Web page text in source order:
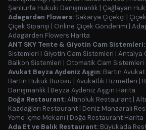
Şanlıurfa Hukuki Danışmanlık | Çağlayan
Adagarden Flowers: Sakarya Çiçekçi |
Çiçek Siparişi | Online Çiçek Gönderimi |
Adagarden Flowers Harita
ANT SKY Tente & Giyotin Cam Sistemleri:
Sistemleri | Giyotin Cam Sistemleri | Antalya
Balkon Sistemleri | Otomatik Cam Sistemleri
Avukat Beyza Aydeniz Aşgın: Bartın Avukat
Bartın Hukuk Bürosu | Avukatlık Hizmetleri |
Danışmanlık | Beyza Aydeniz Aşgın Harita
Doğa Restaurant:Altınoluk Restaurant |
Kazdağları Restaurant | Deniz Manzaralı
Yeme İçme Mekanı | Doğa Restaurant Harita
Ada Et ve Balık Restaurant: Büyükada